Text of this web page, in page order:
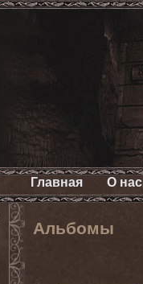
Главная О нас
Альбомы